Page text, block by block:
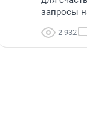
запросы
2 932